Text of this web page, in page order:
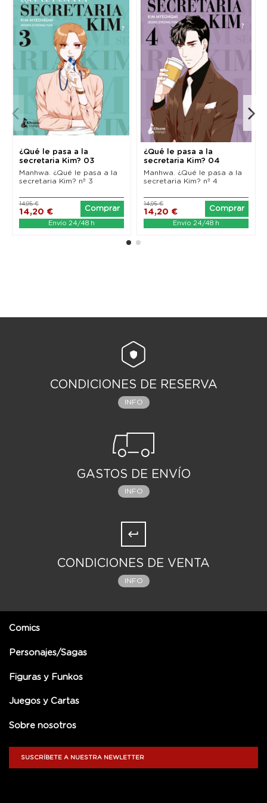
¿Qué le pasa a la
secretaria Kim? 03
Manhwa. ¿Qué le pasa a la
secretaria Kim? nº 3
14,20 €
14,95 €
Comprar
Envío 24/48 h
¿Qué le pasa a la
secretaria Kim? 04
Manhwa. ¿Qué le pasa a la
secretaria Kim? nº 4
14,20 €
14,95 €
Comprar
Envío 24/48 h
CONDICIONES DE RESERVA
INFO
GASTOS DE ENVÍO
INFO
CONDICIONES DE VENTA
INFO
Comics
Personajes/Sagas
Figuras y Funkos
Juegos y Cartas
Sobre nosotros
SUSCRÍBETE A NUESTRA NEWLETTER